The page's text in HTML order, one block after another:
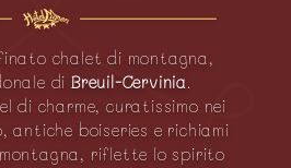
chalet di montagna,
diBreuil-Cervinia.
di charme, curatissimo nei
boiseries e richiami
riflette lo spirito